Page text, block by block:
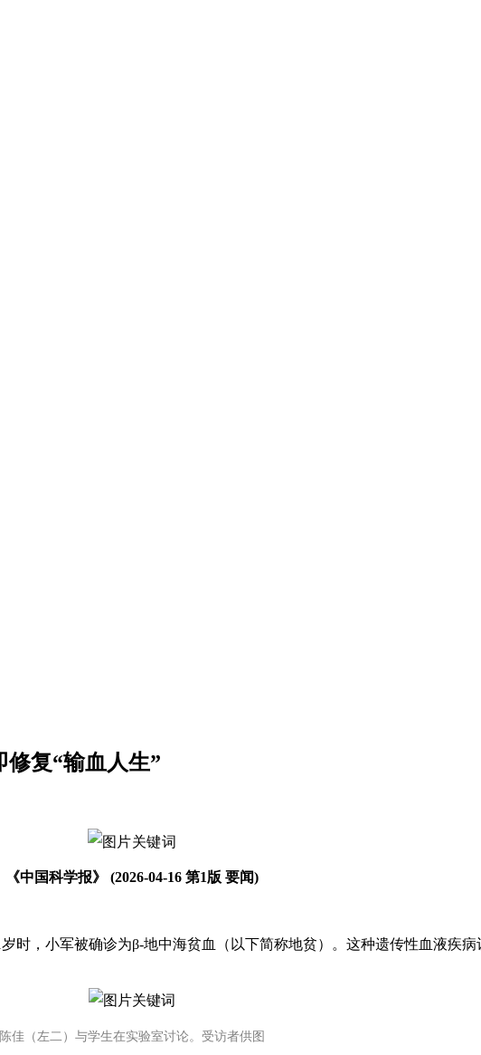
复“输血人生”
《中国科学报》 (2026-04-16 第1版 要闻)
时，小军被确诊为β-地中海贫血（以下简称地贫）。这种遗传性血液疾
陈佳（左二）与学生在实验室讨论。受访者供图